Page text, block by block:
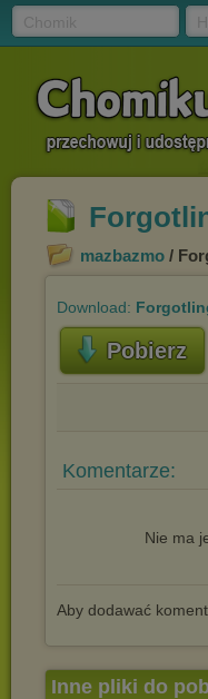
mazbazmo /
Download:
Pobierz
Komentarze:
Nie ma
Aby dodawać
Inne pliki do